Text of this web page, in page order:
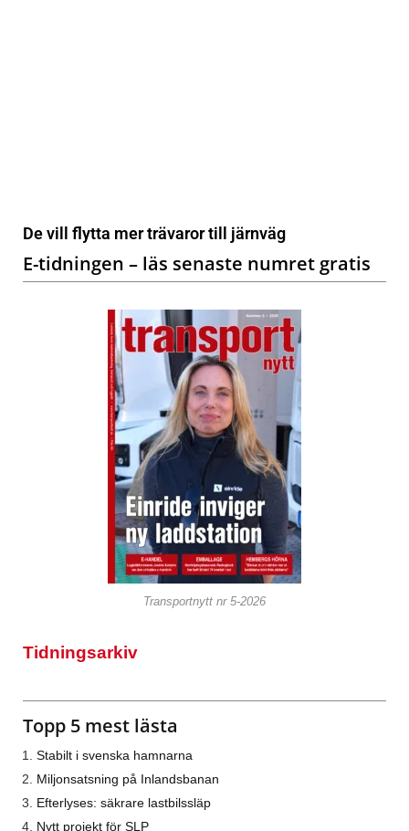
De vill flytta mer trävaror till järnväg
E-tidningen – läs senaste numret gratis
Transportnytt nr 5-2026
Tidningsarkiv
Topp 5 mest lästa
Stabilt i svenska hamnarna
Miljonsatsning på Inlandsbanan
Efterlyses: säkrare lastbilssläp
Nytt projekt för SLP